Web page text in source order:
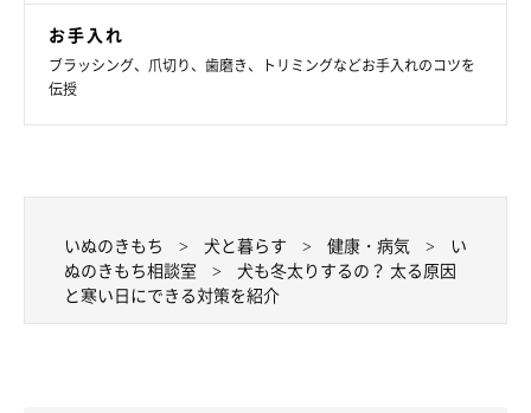
お手入れ
ブラッシング、爪切り、歯磨き、トリミングなどお手入れのコツを
伝授
いぬのきもち 犬と暮らす 健康・病気
い
ぬのきもち相談室
犬も冬太りするの？ 太る原因
と寒い日にできる対策を紹介